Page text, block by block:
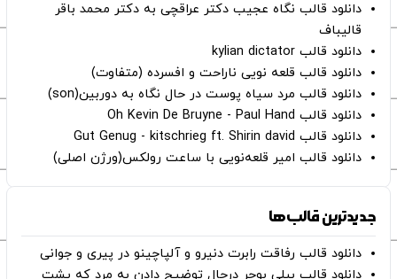
دانلود قالب نگاه عجیب دکتر عراقچی به دکتر محمد باقر
قالیباف
دانلود قالب kylian dictator
دانلود قالب قلعه نویی ناراحت و افسرده (متفاوت)
دانلود قالب مرد سیاه پوست در حال نگاه به دوربین(son)
دانلود قالب Oh Kevin De Bruyne - Paul Hand
دانلود قالب Gut Genug - kitschrieg ft. Shirin david
دانلود قالب امیر قلعه‌نویی با ساعت رولکس(ورژن اصلی)
جدیدترین قالب‌ها
دانلود قالب رفاقت رابرت دنیرو و آلپاچینو در پیری و جوانی
دانلود قالب بیلی بوچر درحال توضیح دادن به مرد که پشت